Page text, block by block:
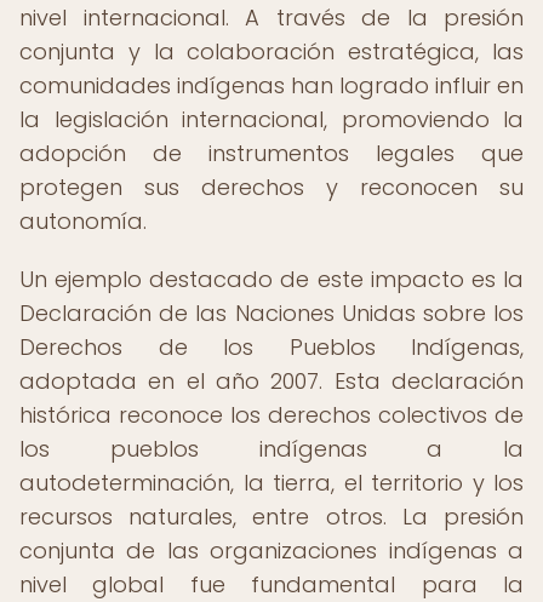
nivel internacional. A través de la presión
conjunta y la colaboración estratégica, las
comunidades indígenas han logrado influir en
la legislación internacional, promoviendo la
adopción de instrumentos legales que
protegen sus derechos y reconocen su
autonomía.
Un ejemplo destacado de este impacto es la
Declaración de las Naciones Unidas sobre los
Derechos de los Pueblos Indígenas,
adoptada en el año 2007. Esta declaración
histórica reconoce los derechos colectivos de
los pueblos indígenas a la
autodeterminación, la tierra, el territorio y los
recursos naturales, entre otros. La presión
conjunta de las organizaciones indígenas a
nivel global fue fundamental para la